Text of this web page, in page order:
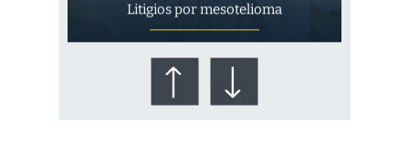
Litigios por mesotelioma